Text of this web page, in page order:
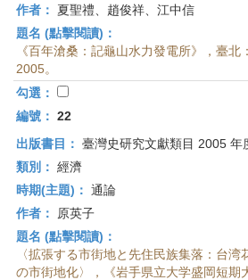
究
所-
首
頁
作者：
夏聖禮、趙俊祥、江中信
題名 (點擊閱讀)：
《百年滄桑：記龜山水力發電所》，臺北
2005。
勾選：
編號： 22
出版書目： 臺灣史研究文獻類目 2005 年
類別： 經濟
時期(主題)： 通論
作者：
原英子
題名 (點擊閱讀)：
〈拡張する市街地と先住民族集落：台
の市街地化〉，《岩手県立大学盛岡短期